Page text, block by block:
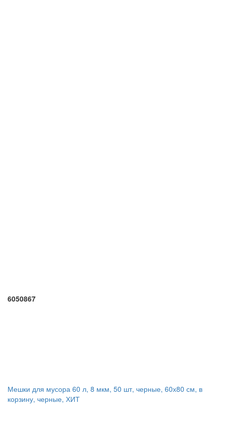
6050867
Мешки для мусора 60 л, 8 мкм, 50 шт, черные, 60х80 см, в
корзину, черные, ХИТ